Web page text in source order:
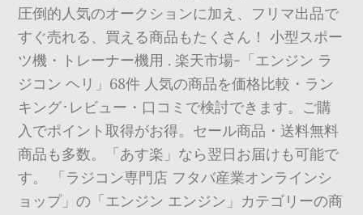
圧倒的人気のオークションに加え、フリマ出品で
すぐ売れる、買える商品もたくさん！ 小型スポー
ツ機・トレーナー機用 . 楽天市場-「エンジン ラ
ジコン ヘリ」68件 人気の商品を価格比較・ラン
キング･レビュー・口コミで検討できます。ご購
入でポイント取得がお得。セール商品・送料無料
商品も多数。「あす楽」なら翌日お届けも可能で
す。 「ラジコン専門店 フタバ産業オンラインシ
ョップ」の「エンジン エンジン」カテゴリーの商